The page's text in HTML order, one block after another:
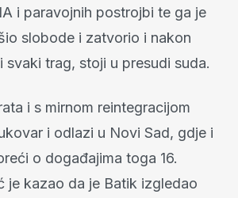
i paravojnih postrojbi te ga je
slobode i zatvorio i nakon
svaki trag, stoji u presudi suda.
i s mirnom reintegracijom
i odlazi u Novi Sad, gdje i
o događajima toga 16.
je kazao da je Batik izgledao